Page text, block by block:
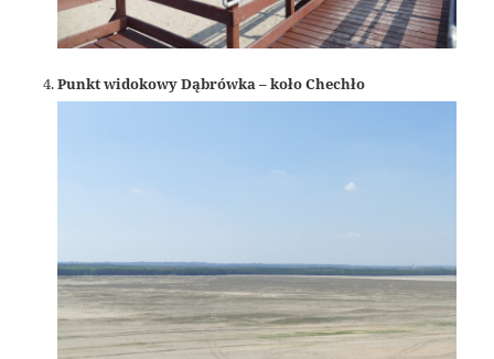
Punkt widokowy Dąbrówka – koło Chechło